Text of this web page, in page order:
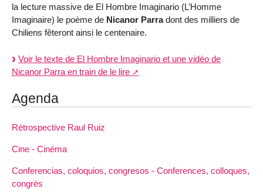
la lecture massive de El Hombre Imaginario (L’Homme
Imaginaire) le poème de Nicanor Parradont des milliers de
Chiliens fêteront ainsi le centenaire.
Voir le texte de El Hombre Imaginario et une vidéo de
Nicanor Parra en train de le lire
Agenda
Rétrospective Raul Ruiz
Cine - Cinéma
Conferencias, coloquios, congresos - Conferences, colloques,
congrès